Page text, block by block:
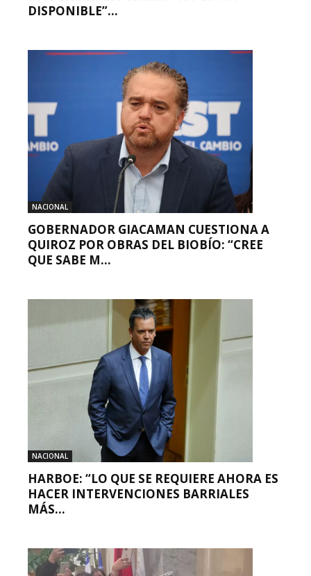
DISPONIBLE”...
NACIONAL
GOBERNADOR GIACAMAN CUESTIONA A
QUIROZ POR OBRAS DEL BIOBÍO: “CREE
QUE SABE M...
NACIONAL
HARBOE: “LO QUE SE REQUIERE AHORA ES
HACER INTERVENCIONES BARRIALES
MÁS...